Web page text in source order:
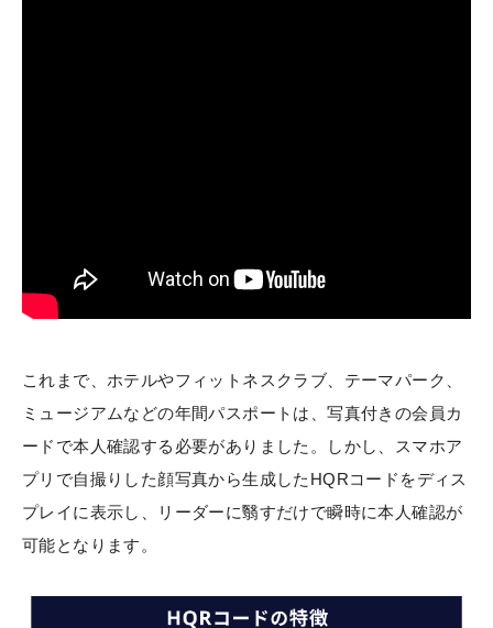
これまで、ホテルやフィットネスクラブ、テーマパーク、
ミュージアムなどの年間パスポートは、写真付きの会員カ
ードで本人確認する必要がありました。しかし、スマホア
プリで自撮りした顔写真から生成したHQRコードをディス
プレイに表示し、リーダーに翳すだけで瞬時に本人確認が
可能となります。